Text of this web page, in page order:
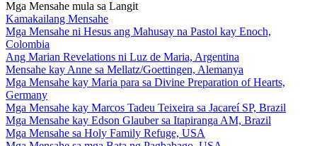
Mga Mensahe mula sa Langit
Kamakailang Mensahe
Mga Mensahe ni Hesus ang Mahusay na Pastol kay Enoch,
Colombia
Ang Marian Revelations ni Luz de Maria, Argentina
Mensahe kay Anne sa Mellatz/Goettingen, Alemanya
Mga Mensahe kay Maria para sa Divine Preparation of Hearts,
Germany
Mga Mensahe kay Marcos Tadeu Teixeira sa Jacareí SP, Brazil
Mga Mensahe kay Edson Glauber sa Itapiranga AM, Brazil
Mga Mensahe sa Holy Family Refuge, USA